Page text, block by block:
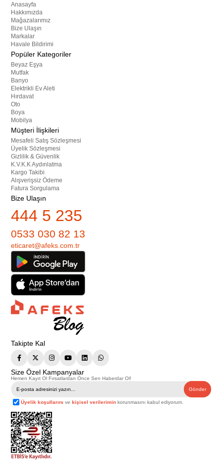
Anasayfa
Hakkımızda
Mağazalarımız
Bize Ulaşın
Markalar
Havale Bildirimi
Popüler Kategoriler
Beyaz Eşya
Mutfak
Banyo
Elektrikli Ev Aleti
Hırdavat
Oto
Boya
Mobilya
Müşteri İlişkileri
Mesafeli Satış Sözleşmesi
Üyelik Sözleşmesi
Gizlilik & Güvenlik
K.V.K.K Aydınlatma
Kargo Takibi
Alışverişsiz Ödeme
Fatura Sorgulama
Bize Ulaşın
444 5 235
0533 030 82 13
eticaret@afeks.com.tr
Takipte Kal
Size Özel Kampanyalar
Hemen Kayıt Ol Fırsatlardan Önce Sen Haberdar Ol!
Gönder
Üyelik koşullarını vekişisel verilerimin korunmasını kabul ediyorum.